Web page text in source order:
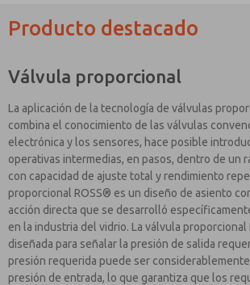
Producto destacado
Válvula proporcional
La aplicación de la tecnología de válvulas
combina el conocimiento de las válvulas
electrónica y los sensores, hace posible
operativas intermedias, en pasos, dentro de un
con capacidad de ajuste total y rendimiento
proporcional ROSS® es un diseño de asiento
acción directa que se desarrolló
en la industria del vidrio. La válvula proporcional
diseñada para señalar la presión de salida
presión requerida puede ser considerablemente
presión de entrada, lo que garantiza que los